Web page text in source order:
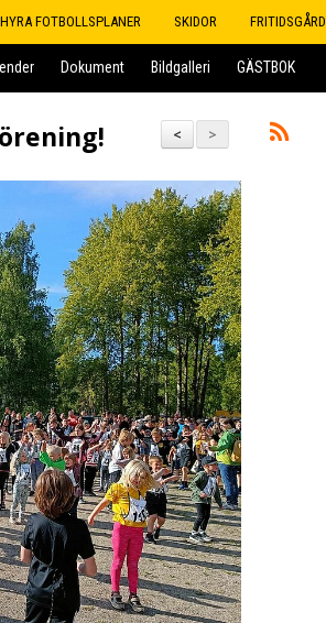
HYRA FOTBOLLSPLANER SKIDOR FRITIDSGÅRD
Dokument Bildgalleri GÄSTBOK
>
<